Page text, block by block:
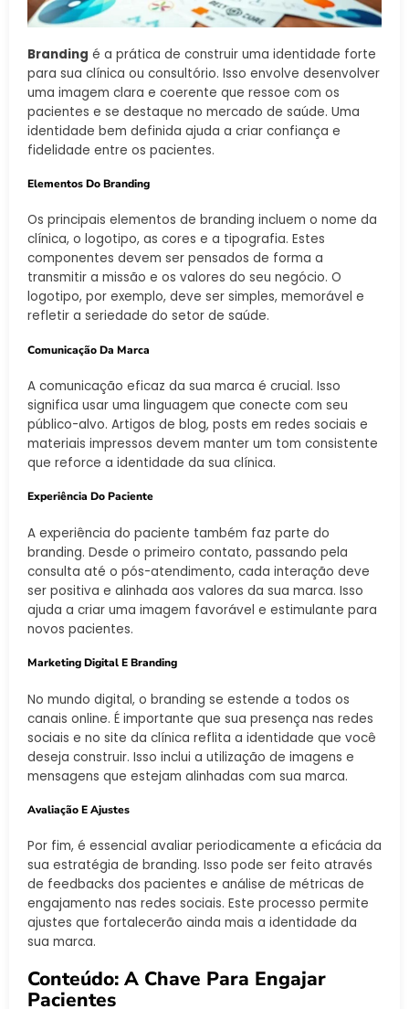
Branding é a prática de construir uma identidade forte
para sua clínica ou consultório. Isso envolve desenvolver
uma imagem clara e coerente que ressoe com os
pacientes e se destaque no mercado de saúde. Uma
identidade bem definida ajuda a criar confiança e
fidelidade entre os pacientes.
Elementos Do Branding
Os principais elementos de branding incluem o nome da
clínica, o logotipo, as cores e a tipografia. Estes
componentes devem ser pensados de forma a
transmitir a missão e os valores do seu negócio. O
logotipo, por exemplo, deve ser simples, memorável e
refletir a seriedade do setor de saúde.
Comunicação Da Marca
A comunicação eficaz da sua marca é crucial. Isso
significa usar uma linguagem que conecte com seu
público-alvo. Artigos de blog, posts em redes sociais e
materiais impressos devem manter um tom consistente
que reforce a identidade da sua clínica.
Experiência Do Paciente
A experiência do paciente também faz parte do
branding. Desde o primeiro contato, passando pela
consulta até o pós-atendimento, cada interação deve
ser positiva e alinhada aos valores da sua marca. Isso
ajuda a criar uma imagem favorável e estimulante para
novos pacientes.
Marketing Digital E Branding
No mundo digital, o branding se estende a todos os
canais online. É importante que sua presença nas redes
sociais e no site da clínica reflita a identidade que você
deseja construir. Isso inclui a utilização de imagens e
mensagens que estejam alinhadas com sua marca.
Avaliação E Ajustes
Por fim, é essencial avaliar periodicamente a eficácia da
sua estratégia de branding. Isso pode ser feito através
de feedbacks dos pacientes e análise de métricas de
engajamento nas redes sociais. Este processo permite
ajustes que fortalecerão ainda mais a identidade da
sua marca.
Conteúdo: A Chave Para Engajar
Pacientes